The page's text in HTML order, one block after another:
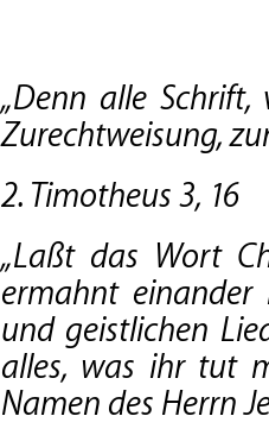
„Denn alle
Zurechtweisung,
2. Timotheus 3, 16
„Laßt das Wort
ermahnt einander
und geistlichen
alles, was ihr tut
Namen des Herrn